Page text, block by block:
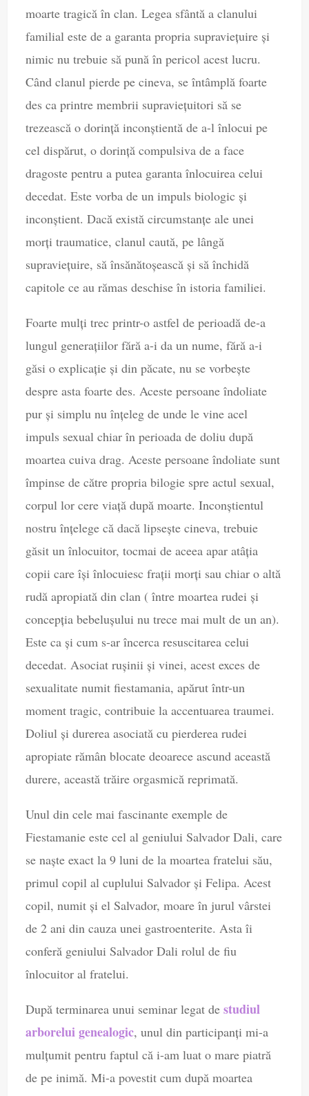
moarte tragică în clan. Legea sfântă a clanului
familial este de a garanta propria supraviețuire și
nimic nu trebuie să pună în pericol acest lucru.
Când clanul pierde pe cineva, se întâmplă foarte
des ca printre membrii supraviețuitori să se
trezească o dorință inconștientă de a-l înlocui pe
cel dispărut, o dorință compulsiva de a face
dragoste pentru a putea garanta înlocuirea celui
decedat. Este vorba de un impuls biologic și
inconștient. Dacă există circumstanțe ale unei
morți traumatice, clanul caută, pe lângă
supraviețuire, să însănătoșească și să închidă
capitole ce au rămas deschise în istoria familiei.
Foarte mulți trec printr-o astfel de perioadă de-a
lungul generațiilor fără a-i da un nume, fără a-i
găsi o explicație și din păcate, nu se vorbește
despre asta foarte des. Aceste persoane îndoliate
pur și simplu nu înțeleg de unde le vine acel
impuls sexual chiar în perioada de doliu după
moartea cuiva drag. Aceste persoane îndoliate sunt
împinse de către propria bilogie spre actul sexual,
corpul lor cere viață după moarte. Inconștientul
nostru înțelege că dacă lipsește cineva, trebuie
găsit un înlocuitor, tocmai de aceea apar atâția
copii care își înlocuiesc frații morți sau chiar o altă
rudă apropiată din clan ( între moartea rudei și
concepția bebelușului nu trece mai mult de un an).
Este ca și cum s-ar încerca resuscitarea celui
decedat. Asociat rușinii și vinei, acest exces de
sexualitate numit fiestamania, apărut într-un
moment tragic, contribuie la accentuarea traumei.
Doliul și durerea asociată cu pierderea rudei
apropiate rămân blocate deoarece ascund această
durere, această trăire orgasmică reprimată.
Unul din cele mai fascinante exemple de
Fiestamanie este cel al geniului Salvador Dali, care
se naște exact la 9 luni de la moartea fratelui său,
primul copil al cuplului Salvador și Felipa. Acest
copil, numit și el Salvador, moare în jurul vârstei
de 2 ani din cauza unei gastroenterite. Asta îi
conferă geniului Salvador Dali rolul de fiu
înlocuitor al fratelui.
După terminarea unui seminar legat de studiul
arborelui genealogic, unul din participanți mi-a
mulțumit pentru faptul că i-am luat o mare piatră
de pe inimă. Mi-a povestit cum după moartea